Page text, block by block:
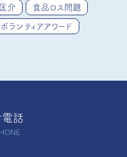
介 食品ロス問題
ランティアアワード
電話